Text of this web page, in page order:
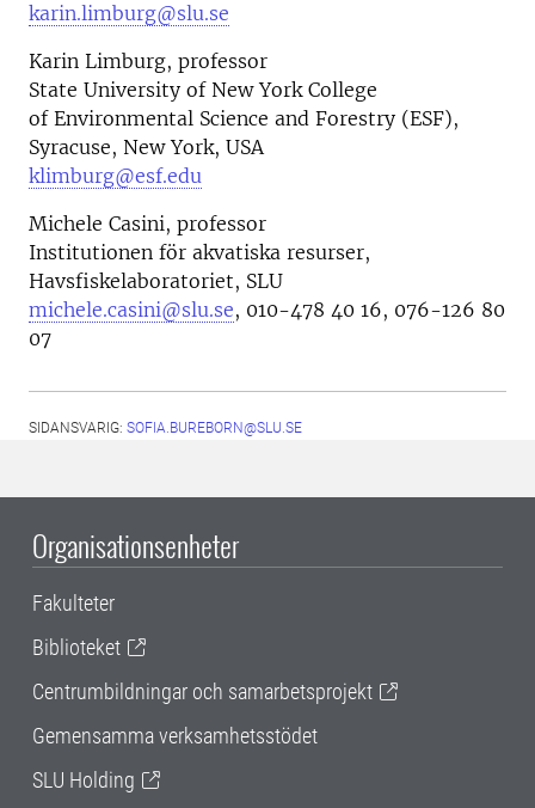
karin.limburg@slu.se
Karin Limburg, professor
State University of New York College
of Environmental Science and Forestry (ESF),
Syracuse, New York, USA
klimburg@esf.edu
Michele Casini, professor
Institutionen för akvatiska resurser,
Havsfiskelaboratoriet, SLU
michele.casini@slu.se, 010-478 40 16, 076-126 80
07
SIDANSVARIG: SOFIA.BUREBORN@SLU.SE
Organisationsenheter
Fakulteter
Biblioteket
Centrumbildningar och samarbetsprojekt
Gemensamma verksamhetsstödet
SLU Holding